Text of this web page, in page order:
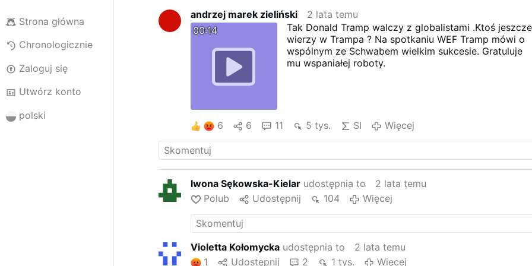
Strona główna
Chronologicznie
Zaloguj się
Utwórz konto
polski
andrzej marek zieliński
2 lata temu
00:14
Tak Donald Tramp walczy z globalistami .Ktoś jeszcze
wierzy w Trampa ? Na spotkaniu WEF Tramp mówi o
wspólnym ze Schwabem wielkim sukcesie. Gratuluje
mu wspaniałej roboty.
6 6 11 5 tys. SI Więcej
Iwona Sękowska-Kielar udostępnia to
2 lata temu
Polub
Udostępnij 104 Więcej
Violetta Kołomycka udostępnia to
2 lata temu
1
Udostępnij 2 1 tys. Więcej